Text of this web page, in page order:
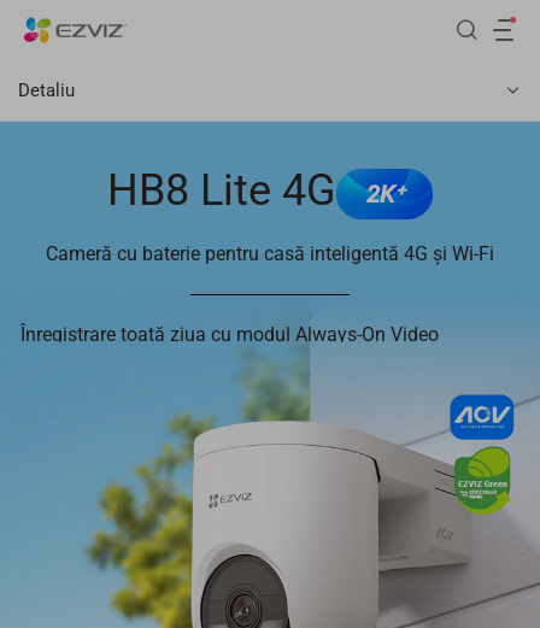
Detaliu
HB8 Lite 4G 2K⁺
Cameră cu baterie pentru casă inteligentă 4G și Wi-Fi
Înregistrare toată ziua cu modul Always-On Video